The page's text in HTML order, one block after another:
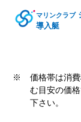
マリンクラブ
導入艇
※
価格帯は消
む目安の価
下さい。